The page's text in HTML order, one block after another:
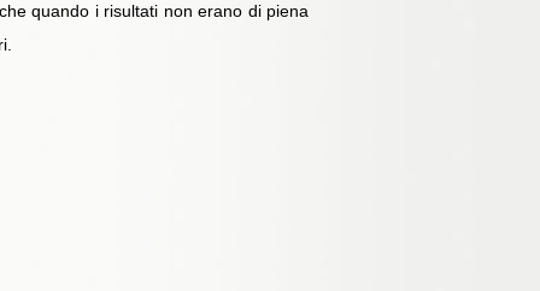
quando i risultati non erano di piena